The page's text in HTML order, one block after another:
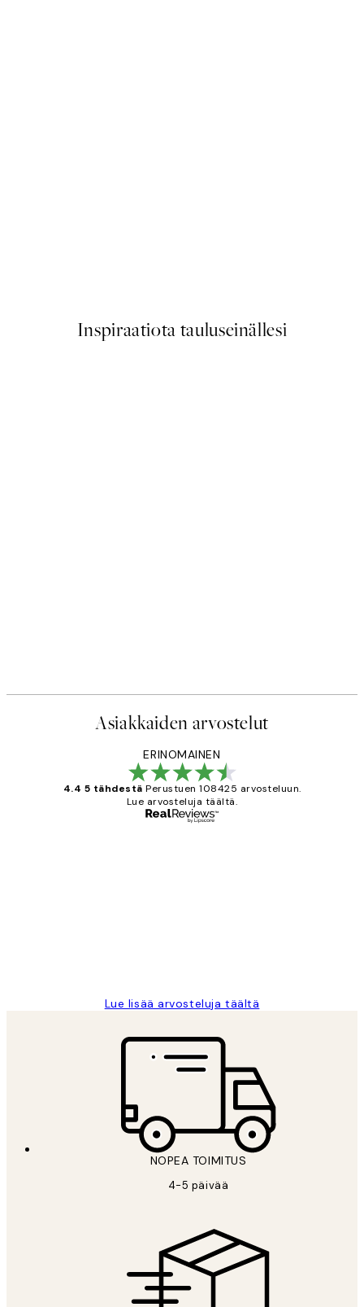
Inspiraatiota tauluseinällesi
Asiakkaiden arvostelut
ERINOMAINEN
4.4 5 tähdestä Perustuen 108425 arvosteluun.
Lue arvosteluja täältä.
Lue lisää arvosteluja täältä
NOPEA TOIMITUS
4-5 päivää